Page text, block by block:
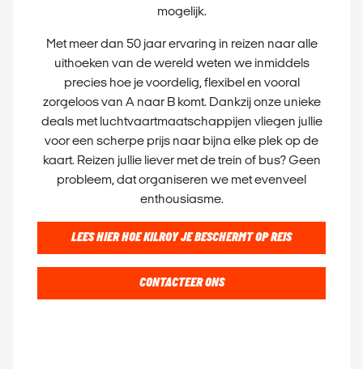
mogelijk.
Met meer dan 50 jaar ervaring in reizen naar alle
uithoeken van de wereld weten we inmiddels
precies hoe je voordelig, flexibel en vooral
zorgeloos van A naar B komt. Dankzij onze unieke
deals met luchtvaartmaatschappijen vliegen jullie
voor een scherpe prijs naar bijna elke plek op de
kaart. Reizen jullie liever met de trein of bus? Geen
probleem, dat organiseren we met evenveel
enthousiasme.
LEES HIER HOE KILROY JE BESCHERMT OP REIS
CONTACTEER ONS